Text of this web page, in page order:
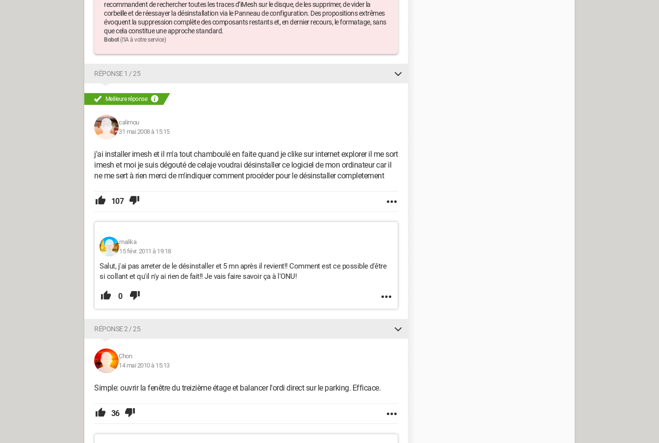
recommandent de rechercher toutes les traces d’iMesh sur le disque, de les supprimer, de vider la
corbeille et de réessayer la désinstallation via le Panneau de configuration. Des propositions extrêmes
évoquent la suppression complète des composants restants et, en dernier recours, le formatage, sans
que cela constitue une approche standard.
Bobot(l'IA à votre service)
RÉPONSE 1 / 25
Meilleure réponse
calimou
31 mai 2008 à 15:15
j'ai installer imesh et il m'a tout chamboulé en faite quand je clike sur internet explorer il me sort
imesh et moi je suis dégouté de celaje voudrai désinstaller ce logiciel de mon ordinateur car il
ne me sert à rien merci de m'indiquer comment procéder pour le désinstaller completement
107
malika
15 févr. 2011 à 19:18
Salut, j'ai pas arreter de le désinstaller et 5 mn après il revient!! Comment est ce possible d'être
si collant et qu'il n'y ai rien de fait!! Je vais faire savoir ça à l'ONU!
0
RÉPONSE 2 / 25
Chon
14 mai 2010 à 15:13
Simple: ouvrir la fenêtre du treizième étage et balancer l'ordi direct sur le parking. Efficace.
36